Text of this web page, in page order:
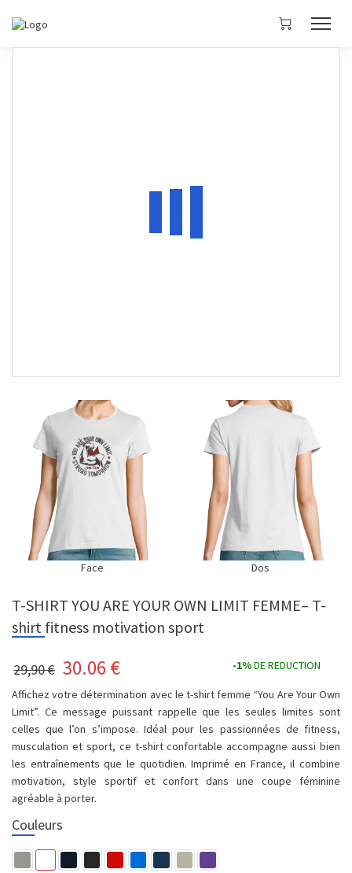
Face Dos
T-SHIRT YOU ARE YOUR OWN LIMIT FEMME– T-
shirt fitness motivation sport
29,90 € 30.06 € -1%DE REDUCTION
Affichez votre détermination avec le t-shirt femme “You Are Your Own
Limit”. Ce message puissant rappelle que les seules limites sont
celles que l’on s’impose. Idéal pour les passionnées de fitness,
musculation et sport, ce t-shirt confortable accompagne aussi bien
les entraînements que le quotidien. Imprimé en France, il combine
motivation, style sportif et confort dans une coupe féminine
agréable à porter.
Couleurs